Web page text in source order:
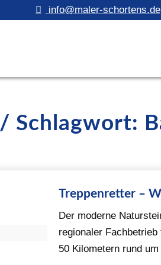
info@maler-schortens.de
Schlagwort:
Treppenretter –
Der moderne
regionaler
50 Kilometern rund um